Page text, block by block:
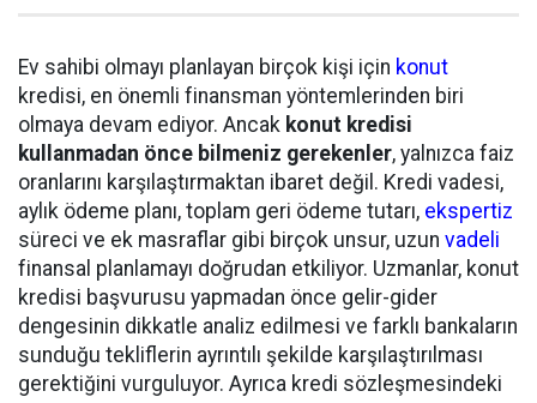
Ev sahibi olmayı planlayan birçok kişi için konut
kredisi, en önemli finansman yöntemlerinden biri
olmaya devam ediyor. Ancak konut kredisi
kullanmadan önce bilmeniz gerekenler, yalnızca faiz
oranlarını karşılaştırmaktan ibaret değil. Kredi vadesi,
aylık ödeme planı, toplam geri ödeme tutarı, ekspertiz
süreci ve ek masraflar gibi birçok unsur, uzun vadeli
finansal planlamayı doğrudan etkiliyor. Uzmanlar, konut
kredisi başvurusu yapmadan önce gelir-gider
dengesinin dikkatle analiz edilmesi ve farklı bankaların
sunduğu tekliflerin ayrıntılı şekilde karşılaştırılması
gerektiğini vurguluyor. Ayrıca kredi sözleşmesindeki